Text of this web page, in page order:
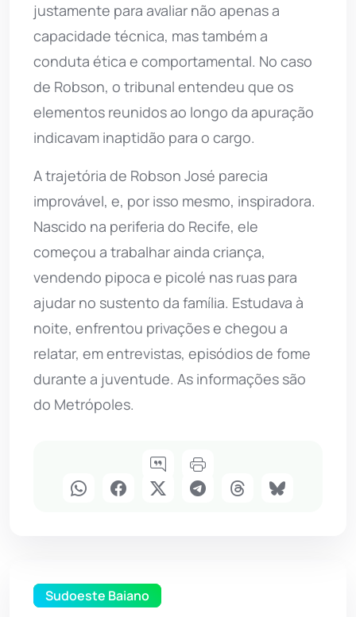
justamente para avaliar não apenas a
capacidade técnica, mas também a
conduta ética e comportamental. No caso
de Robson, o tribunal entendeu que os
elementos reunidos ao longo da apuração
indicavam inaptidão para o cargo.
A trajetória de Robson José parecia
improvável, e, por isso mesmo, inspiradora.
Nascido na periferia do Recife, ele
começou a trabalhar ainda criança,
vendendo pipoca e picolé nas ruas para
ajudar no sustento da família. Estudava à
noite, enfrentou privações e chegou a
relatar, em entrevistas, episódios de fome
durante a juventude. As informações são
do Metrópoles.
Sudoeste Baiano